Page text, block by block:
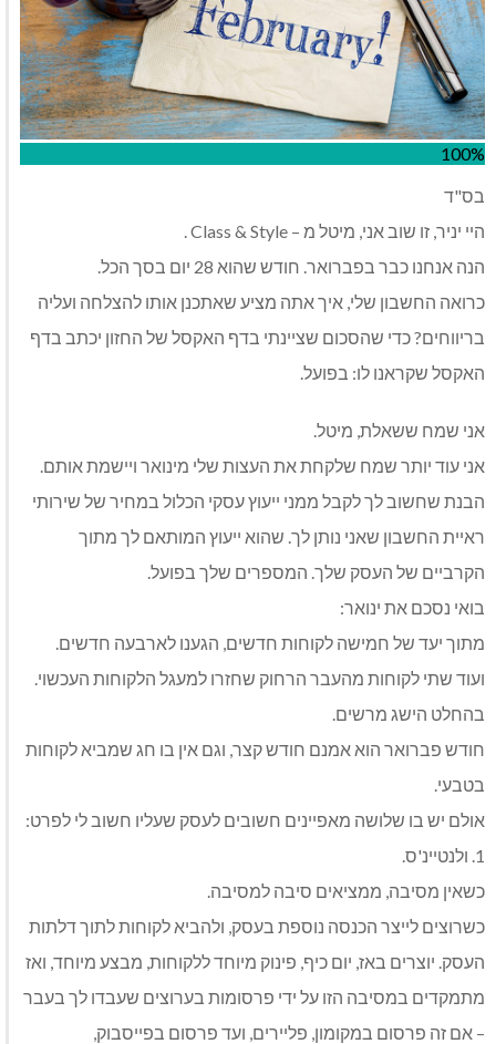
100%
בס"ד
היי יניר, זו שוב אני, מיטל מ – Class & Style .
הנה אנחנו כבר בפברואר. חודש שהוא 28 יום בסך הכל.
כרואה החשבון שלי, איך אתה מציע שאתכנן אותו להצלחה ועליה
בריווחים? כדי שהסכום שציינתי בדף האקסל של החזון יכתב בדף
האקסל שקראנו לו: בפועל.
אני שמח ששאלת, מיטל.
אני עוד יותר שמח שלקחת את העצות שלי מינואר ויישמת אותם.
הבנת שחשוב לך לקבל ממני ייעוץ עסקי הכלול במחיר של שירותי
ראיית החשבון שאני נותן לך. שהוא ייעוץ המותאם לך מתוך
הקרביים של העסק שלך. המספרים שלך בפועל.
בואי נסכם את ינואר:
מתוך יעד של חמישה לקוחות חדשים, הגענו לארבעה חדשים.
ועוד שתי לקוחות מהעבר הרחוק שחזרו למעגל הלקוחות העכשוי.
בהחלט הישג מרשים.
חודש פברואר הוא אמנם חודש קצר, וגם אין בו חג שמביא לקוחות
בטבעי.
אולם יש בו שלושה מאפיינים חשובים לעסק שעליו חשוב לי לפרט:
1. ולנטיינ'ס.
כשאין מסיבה, ממציאים סיבה למסיבה.
כשרוצים לייצר הכנסה נוספת בעסק, ולהביא לקוחות לתוך דלתות
העסק. יוצרים באז, יום כיף, פינוק מיוחד ללקוחות, מבצע מיוחד, ואז
מתמקדים במסיבה הזו על ידי פרסומות בערוצים שעבדו לך בעבר
– אם זה פרסום במקומון, פליירים, ועד פרסום בפייסבוק,